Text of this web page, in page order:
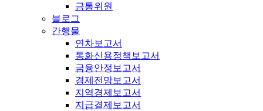
금통위원
블로그
간행물
연차보고서
통화신용정책보고서
금융안정보고서
경제전망보고서
지역경제보고서
지급결제보고서